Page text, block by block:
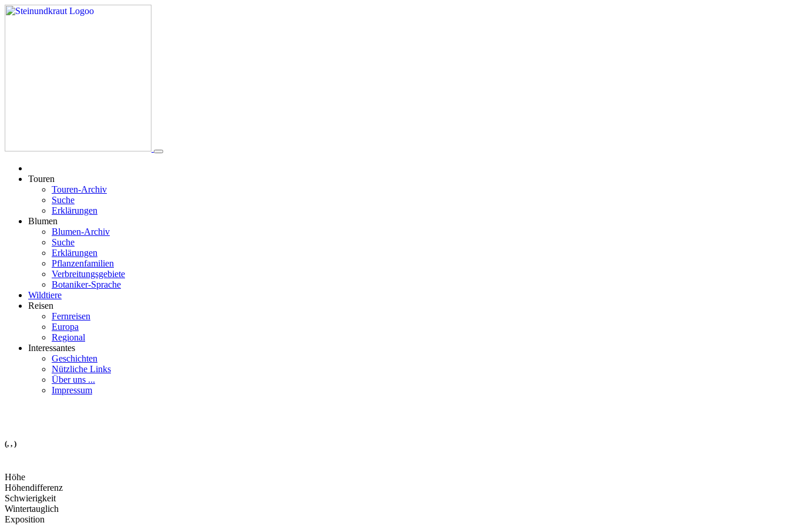
Touren
Touren-Archiv
Suche
Erklärungen
Blumen
Blumen-Archiv
Suche
Erklärungen
Pflanzenfamilien
Verbreitungsgebiete
Botaniker-Sprache
Wildtiere
Reisen
Fernreisen
Europa
Regional
Interessantes
Geschichten
Nützliche Links
Über uns ...
Impressum
(, , )
Höhe
Höhendifferenz
Schwierigkeit
Wintertauglich
Exposition